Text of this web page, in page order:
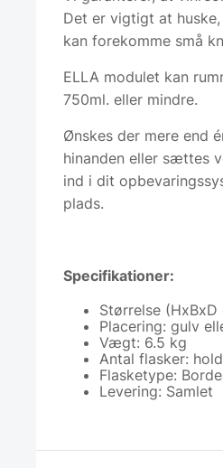
Det er vigtigt at
kan forekomme små
ELLA modulet kan
750ml. eller mindre.
Ønskes der mere end
hinanden eller sættes
ind i dit
plads.
Specifikationer:
Størrelse
Placering: gulv
Vægt: 6.5 kg
Antal flasker:
Flasketype:
Levering: Samlet